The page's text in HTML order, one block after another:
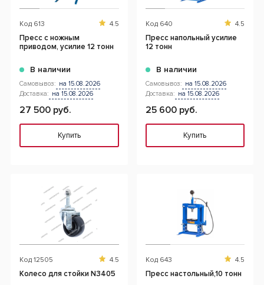
Код 613 4.5
Пресс с ножным
приводом, усилие 12 тонн
В наличии
Самовывоз: на 15.08.2026
Доставка: на 15.08.2026
27 500 руб.
Купить
Код 640 4.5
Пресс напольный усилие
12 тонн
В наличии
Самовывоз: на 15.08.2026
Доставка: на 15.08.2026
25 600 руб.
Купить
Код 12505 4.5
Колесо для стойки N3405
Код 643 4.5
Пресс настольный,10 тонн